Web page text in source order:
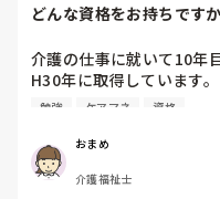
どんな資格をお持ちです
介護の仕事に就いて10年
H30年に取得しています。
職場では次の資格にケア
るべきかに悩んでいます。
ユマニチュードや認知症
勉強 ケアマネ 資格
おまめ
介護福祉士